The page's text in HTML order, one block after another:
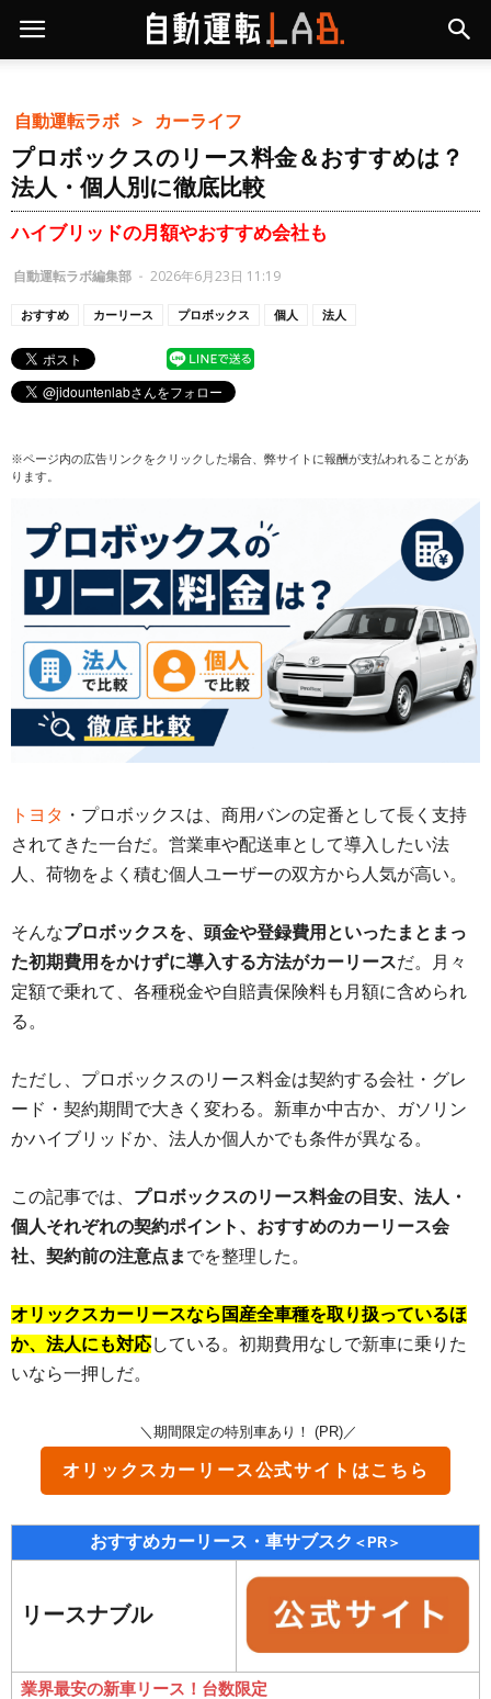
自動運転ラボ ＞ カーライフ
プロボックスのリース料金＆おすすめは？
法人・個人別に徹底比較
ハイブリッドの月額やおすすめ会社も
自動運転ラボ編集部 - 2026年6月23日 11:19
おすすめ カーリース プロボックス 個人 法人
※ページ内の広告リンクをクリックした場合、弊サイトに報酬が支払われることがあ
ります。
トヨタ ・プロボックスは、商用バンの定番として長く支持
されてきた一台だ。営業車や配送車として導入したい法
人、荷物をよく積む個人ユーザーの双方から人気が高い。
そんなプロボックスを、頭金や登録費用といったまとまっ
た初期費用をかけずに導入する方法がカーリースだ。月々
定額で乗れて、各種税金や自賠責保険料も月額に含められ
る。
ただし、プロボックスのリース料金は契約する会社・グレ
ード・契約期間で大きく変わる。新車か中古か、ガソリン
かハイブリッドか、法人か個人かでも条件が異なる。
この記事では、 プロボックスのリース料金の目安、法人・
個人それぞれの契約ポイント、おすすめのカーリース会
社、契約前の注意点ま でを整理した。
オリックスカーリースなら国産全車種を取り扱っているほ
か、法人にも対応している。初期費用なしで新車に乗りた
いなら一押しだ。
＼期間限定の特別車あり！ (PR)／
オリックスカーリース公式サイトはこちら
おすすめカーリース・車サブスク ＜PR＞
リースナブル
業界最安の新車リース！台数限定